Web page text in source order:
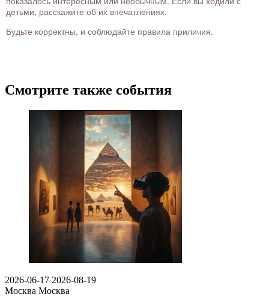
детьми, расскажите об их впечатлениях.
Будьте корректны, и соблюдайте правила приличия.
Смотрите также события
2026-06-17 2026-08-19
Москва Москва